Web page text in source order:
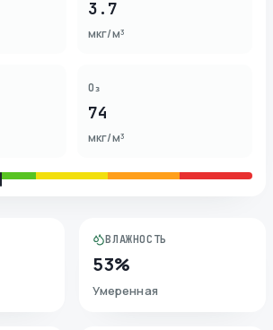
3.7
мкг/м³
O₃
74
мкг/м³
ВЛАЖНОСТЬ
53%
Умеренная